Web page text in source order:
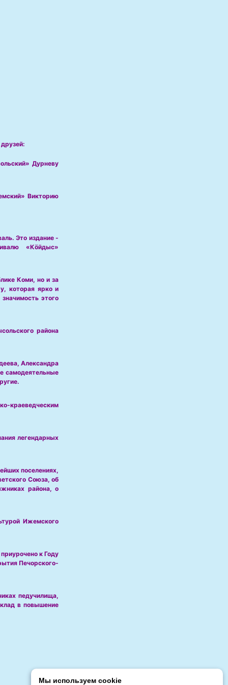
Дурневу
Викторию
Это издание -
«Кöйдыс»
Коми, но и за
которая ярко и
этого
района
Александра
самодеятельные
краеведческим
легендарных
поселениях,
Союза, об
района, о
Ижемского
к Году
Печорского-
педучилища,
в повышение
Мы используем cookie